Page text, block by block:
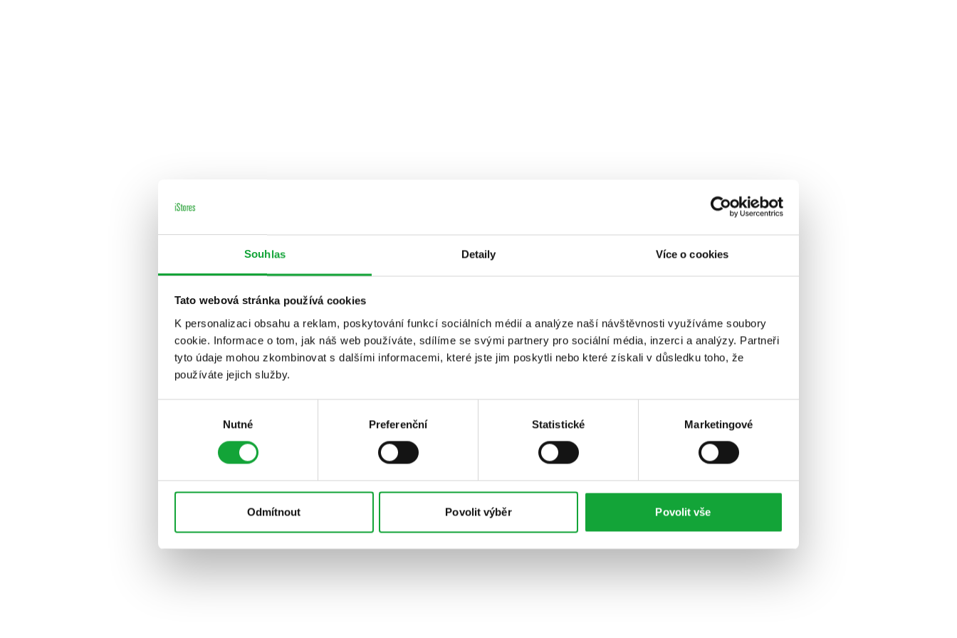
Souhlas Detaily Více o cookies
Tato webová stránka používá cookies
K personalizaci obsahu a reklam, poskytování funkcí sociálních médií a analýze naší návštěvnosti využíváme soubory
cookie. Informace o tom, jak náš web používáte, sdílíme se svými partnery pro sociální média, inzerci a analýzy. Partneři
tyto údaje mohou zkombinovat s dalšími informacemi, které jste jim poskytli nebo které získali v důsledku toho, že
používáte jejich služby.
Nutné Preferenční Statistické Marketingové
Odmítnout Povolit výběr Povolit vše